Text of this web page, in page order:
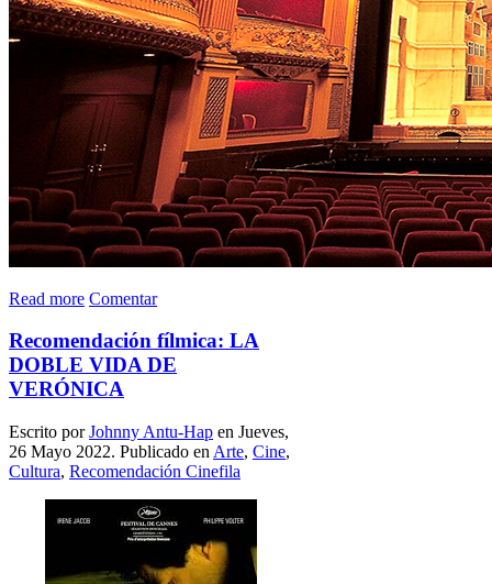
Read more Comentar
Recomendación fílmica: LA
DOBLE VIDA DE
VERÓNICA
Escrito porJohnny Antu-Hap en Jueves,
26 Mayo 2022. Publicado en Arte, Cine,
Cultura, Recomendación Cinefila